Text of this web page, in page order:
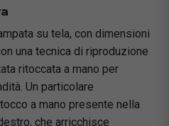
su tela, con dimensioni
una tecnica di riproduzione
ritoccata a mano per
Un particolare
a mano presente nella
che arricchisce